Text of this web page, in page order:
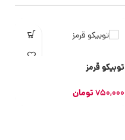
توبیکو قرمز
750,000تومان